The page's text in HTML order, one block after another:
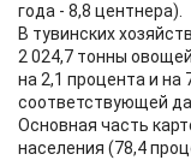
года - 8,8 центнера).
В тувинских
2 024,7 тонны
на 2,1 процента и на
соответствующей
Основная часть
населения (78,4